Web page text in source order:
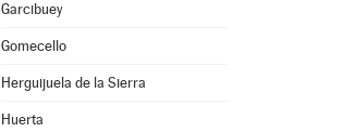
Garcibuey
Gomecello
Herguijuela de la Sierra
Huerta